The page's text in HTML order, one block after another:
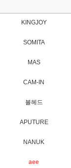
KINGJOY
SOMITA
MAS
CAM-IN
볼헤드
APUTURE
NANUK
aee